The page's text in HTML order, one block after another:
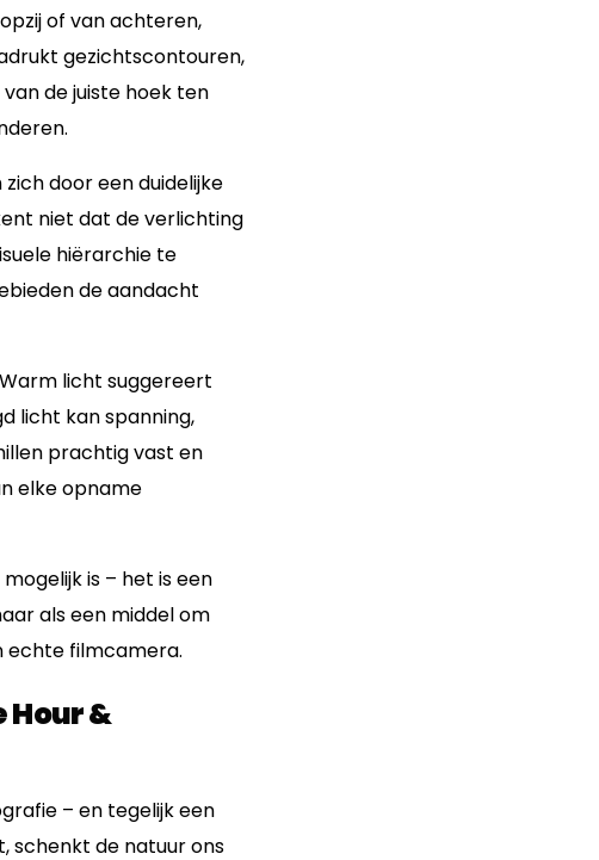
of van achteren,
gezichtscontouren,
de juiste hoek ten
door een duidelijke
niet dat de verlichting
hiërarchie te
de aandacht
licht suggereert
licht kan spanning,
prachtig vast en
elke opname
is – het is een
als een middel om
echte filmcamera.
Hour &
– en tegelijk een
schenkt de natuur ons